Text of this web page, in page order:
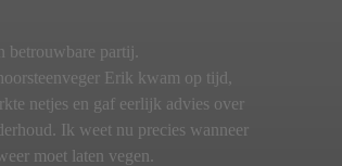
betrouwbare partij.
Erik kwam op tijd,
netjes en gaf eerlijk advies over
Ik weet nu precies wanneer
moet laten vegen.